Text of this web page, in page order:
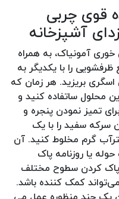
قوی چربی
آشپزخانه
خوری آمونیاک، به همراه
را با یکدیگر به
بریزید. هر زمان که
محلول ساتفاده کنید و
تمیز نمودن پنجره و
سرکه سفید را با یک
نشاسته ذرت و ۱ لیترآب گرم مخلوط کنید. آن
یا روزنامه پاک
پاک کردن سطوح مختلف
کمک کننده باشد.